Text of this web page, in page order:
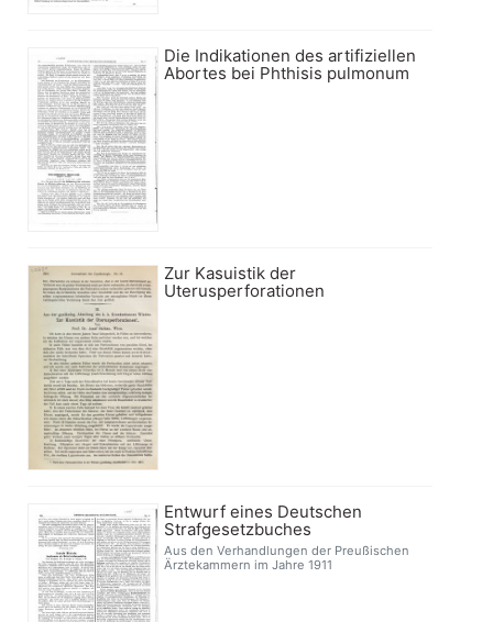
Die Indikationen des artifiziellen
Abortes bei Phthisis pulmonum
Zur Kasuistik der
Uterusperforationen
Entwurf eines Deutschen
Strafgesetzbuches
Aus den Verhandlungen der Preußischen
Ärztekammern im Jahre 1911